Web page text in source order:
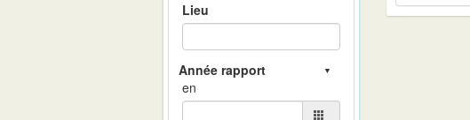
Lieu
en